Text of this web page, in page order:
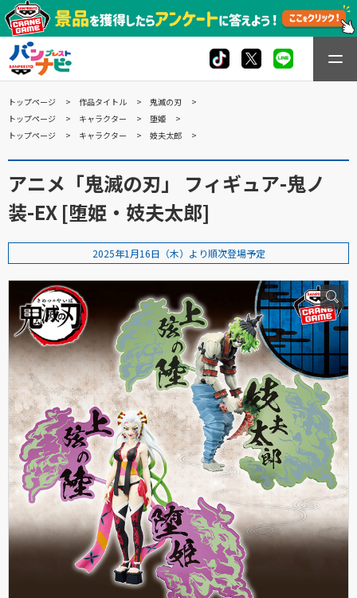
トップページ 作品タイトル
鬼滅の刃
トップページ
キャラクター
堕姫
トップページ
キャラクター 妓夫太郎
アニメ「鬼滅の刃」 フィギュア-鬼ノ
装-EX [堕姫・妓夫太郎]
2025年1月16日（木）より順次登場予定